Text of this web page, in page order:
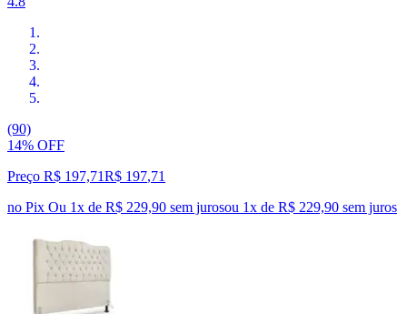
(90)
14% OFF
Preço R$ 197,71R$ 197,71
no Pix Ou 1x de R$ 229,90 sem jurosou 1x de R$ 229,90 sem juros